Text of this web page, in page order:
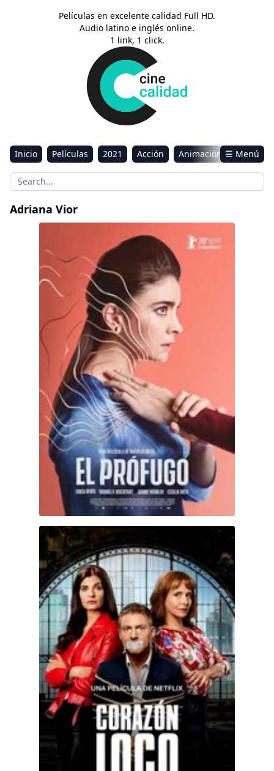
Películas en excelente calidad Full HD.
Audio latino e inglés online.
1 link, 1 click.
Inicio Películas 2021 Acción
Animación
Aventura
Ciencia ficción Comedia
Drama
Sci-Fi & Fantasy
☰ Menú
Adriana Vior
Corazón loco